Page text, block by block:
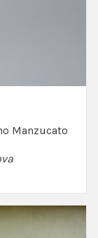
Manzucato